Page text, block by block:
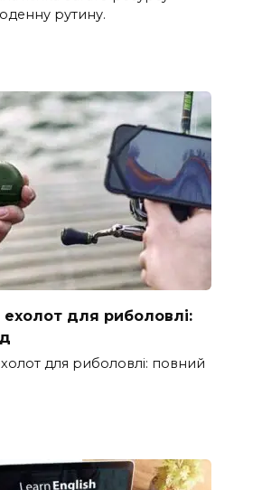
рутину.
ехолот для риболовлі:
для риболовлі: повний